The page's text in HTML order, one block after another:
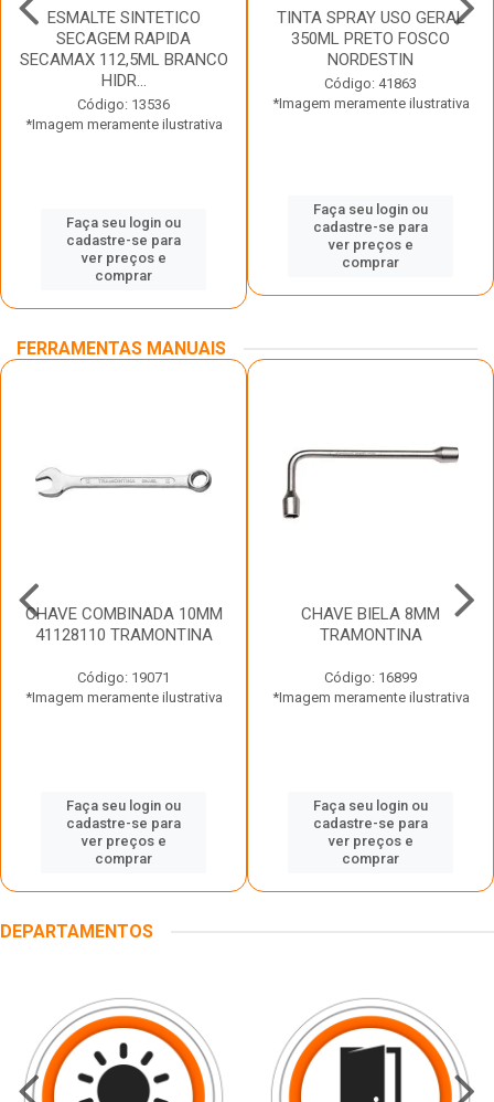
ESMALTE SINTETICO
SECAGEM RAPIDA
SECAMAX 112,5ML BRANCO
HIDR...
Código: 13536
*Imagem meramente ilustrativa
Faça seu login ou
cadastre-se para
ver preços e
comprar
TINTA SPRAY USO GERAL
350ML PRETO FOSCO
NORDESTIN
Código: 41863
*Imagem meramente ilustrativa
Faça seu login ou
cadastre-se para
ver preços e
comprar
FERRAMENTAS MANUAIS
CHAVE COMBINADA 10MM
41128110 TRAMONTINA
Código: 19071
*Imagem meramente ilustrativa
Faça seu login ou
cadastre-se para
ver preços e
comprar
CHAVE BIELA 8MM
TRAMONTINA
Código: 16899
*Imagem meramente ilustrativa
Faça seu login ou
cadastre-se para
ver preços e
comprar
DEPARTAMENTOS